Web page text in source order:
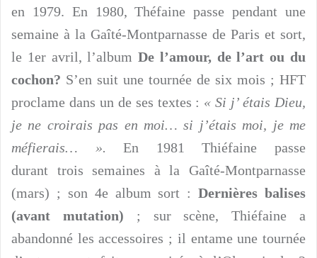
en 1979. En 1980, Théfaine passe pendant une
semaine à la Gaîté-Montparnasse de Paris et sort,
le 1er avril, l’albumDe l’amour, de l’art ou du
cochon? S’en suit une tournée de six mois ; HFT
proclame dans un de ses textes : « Si j’ étais Dieu,
je ne croirais pas en moi… si j’étais moi, je me
méfierais… ». En 1981 Thiéfaine passe
durant trois semaines à la Gaîté‑Montparnasse
(mars) ; son 4e album sort :Dernières balises
(avant mutation) ; sur scène, Thiéfaine a
abandonné les accessoires ; il entame une tournée